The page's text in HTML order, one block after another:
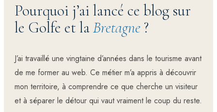
Pourquoi j’ai lancé ce blog sur
le Golfe et laBretagne?
J’ai travaillé une vingtaine d’années dans le tourisme avant
de me former au web. Ce métier m’a appris à découvrir
mon territoire, à comprendre ce que cherche un visiteur
et à séparer le détour qui vaut vraiment le coup du reste.